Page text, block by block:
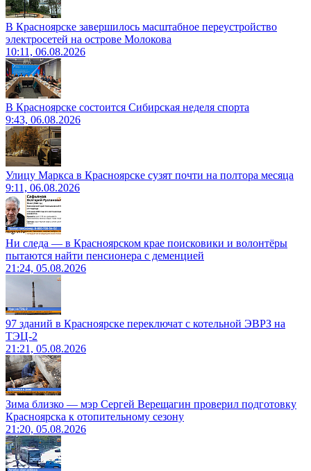
В Красноярске завершилось масштабное переустройство
электросетей на острове Молокова
10:11, 06.08.2026
В Красноярске состоится Сибирская неделя спорта
9:43, 06.08.2026
Улицу Маркса в Красноярске сузят почти на полтора месяца
9:11, 06.08.2026
Ни следа — в Красноярском крае поисковики и волонтёры
пытаются найти пенсионера с деменцией
21:24, 05.08.2026
97 зданий в Красноярске переключат с котельной ЭВРЗ на
ТЭЦ-2
21:21, 05.08.2026
Зима близко — мэр Сергей Верещагин проверил подготовку
Красноярска к отопительному сезону
21:20, 05.08.2026